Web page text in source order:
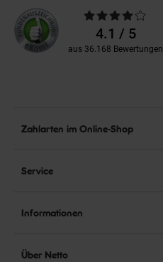
Durchschnittliche
Bewertungen4.1 / 5
aus 36.168 Bewertungen
Zahlarten im Online-Shop
Service
Informationen
Über Netto